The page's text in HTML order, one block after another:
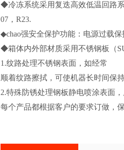
◆冷冻系统采用复迭高效低温回路
07，R23.
◆chao强安全保护功能：电源过载
◆箱体内外部材质采用不锈钢板（
1.纹路处理不锈钢表面，如经常
顺着纹路擦拭，可使机器长时间保
2.特殊防锈处理钢板静电喷涂表面
每个产品都根据客户的要求订做，